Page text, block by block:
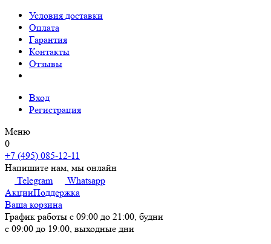
Условия доставки
Оплата
Гарантия
Контакты
Отзывы
Вход
Регистрация
Меню
0
+7 (495) 085-12-11
Напишите нам, мы онлайн
Telegram
Whatsapp
АкцииПоддержка
Ваша корзина
График работы с 09:00 до 21:00, будни
с 09:00 до 19:00, выходные дни